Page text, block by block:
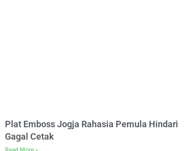
Plat Emboss Jogja Rahasia Pemula Hindari
Gagal Cetak